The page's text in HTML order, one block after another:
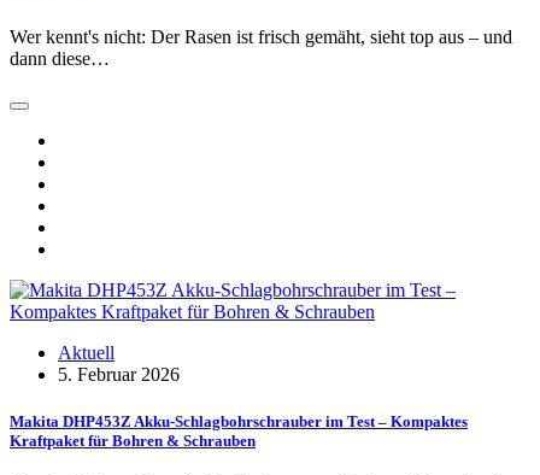
Wer kennt's nicht: Der Rasen ist frisch gemäht, sieht top aus – und
dann diese…
Aktuell
5. Februar 2026
Makita DHP453Z Akku-Schlagbohrschrauber im Test – Kompaktes
Kraftpaket für Bohren & Schrauben